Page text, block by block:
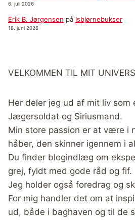
6. juli 2026
Erik B. Jørgensen på Isbjørnebukser
18. juni 2026
VELKOMMEN TIL MIT UNIVERS
Her deler jeg ud af mit liv som
Jægersoldat og Siriusmand.
Min store passion er at være i
håber, den skinner igennem i
Du finder blogindlæg om
grej, fyldt med gode råd og fif.
Jeg holder også foredrag og
For mig handler det om at
ud, både i baghaven og til de